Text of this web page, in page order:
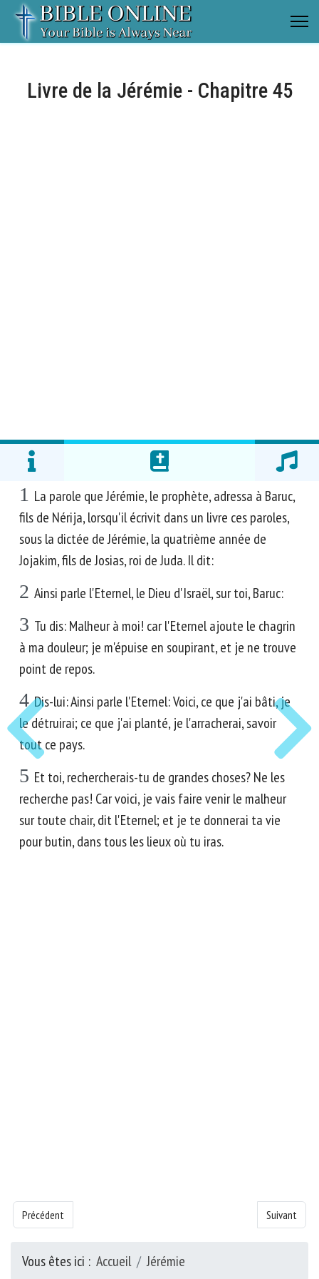
Livre de la Jérémie - Chapitre 45
1 La parole que Jérémie, le prophète, adressa à Baruc,
fils de Nérija, lorsqu'il écrivit dans un livre ces paroles,
sous la dictée de Jérémie, la quatrième année de
Jojakim, fils de Josias, roi de Juda. Il dit:
2 Ainsi parle l'Eternel, le Dieu d'Israël, sur toi, Baruc:
3 Tu dis: Malheur à moi! car l'Eternel ajoute le chagrin
à ma douleur; je m'épuise en soupirant, et je ne trouve
point de repos.
4 Dis-lui: Ainsi parle l'Eternel: Voici, ce que j'ai bâti, je
le détruirai; ce que j'ai planté, je l'arracherai, savoir
tout ce pays.
5 Et toi, rechercherais-tu de grandes choses? Ne les
recherche pas! Car voici, je vais faire venir le malheur
sur toute chair, dit l'Eternel; et je te donnerai ta vie
pour butin, dans tous les lieux où tu iras.
Article précédent : Livre de la Jérémie - Chapitre 44
Précédent Article
Suivant
Vous êtes ici : Accueil Jérémie